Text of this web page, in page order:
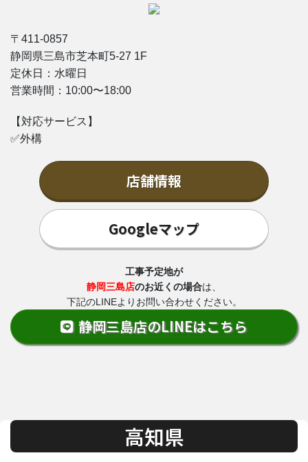
〒411-0857
静岡県三島市芝本町5-27 1F
定休日：水曜日
営業時間：10:00〜18:00
【対応サービス】
✅外構
店舗情報
Googleマップ
工事予定地が
静岡三島店のお近くの場合は、
下記のLINEよりお問い合わせください。
静岡三島店のLINEはこちら
高知県